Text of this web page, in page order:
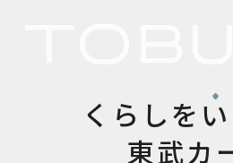
くらしを い
東武カ